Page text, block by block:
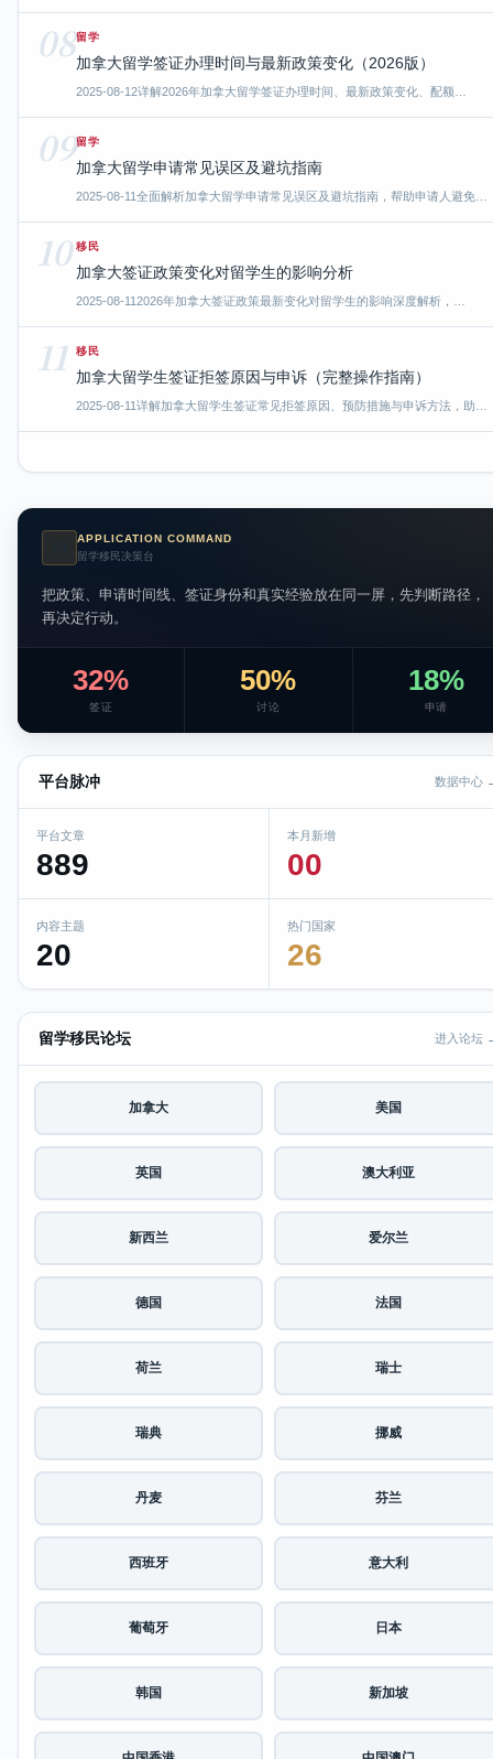
08留学
加拿大留学签证办理时间与最新政策变化（2026版）
2025-08-12详解2026年加拿大留学签证办理时间、最新政策变化、配额…
09留学
加拿大留学申请常见误区及避坑指南
2025-08-11全面解析加拿大留学申请常见误区及避坑指南，帮助申请人避免…
10 移民
加拿大签证政策变化对留学生的影响分析
2025-08-112026年加拿大签证政策最新变化对留学生的影响深度解析，…
11 移民
加拿大留学生签证拒签原因与申诉（完整操作指南）
2025-08-11详解加拿大留学生签证常见拒签原因、预防措施与申诉方法，助…
APPLICATION COMMAND
留学移民决策台
把政策、申请时间线、签证身份和真实经验放在同一屏，先判断路径，
再决定行动。
32%
签证
50%
讨论
18%
申请
平台脉冲 数据中心
平台文章
889
本月新增
00
内容主题
20
热门国家
26
留学移民论坛 进入论坛
加拿大 美国
英国 澳大利亚
新西兰 爱尔兰
德国 法国
荷兰 瑞士
瑞典 挪威
丹麦 芬兰
西班牙 意大利
葡萄牙 日本
韩国 新加坡